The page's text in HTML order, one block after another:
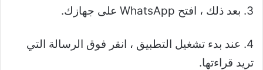
3. بعد ذلك ، افتح WhatsApp على جهازك.
4. عند بدء تشغيل التطبيق ، انقر فوق الرسالة التي
تريد قراءتها.